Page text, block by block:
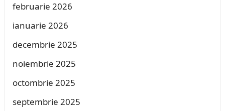
februarie 2026
ianuarie 2026
decembrie 2025
noiembrie 2025
octombrie 2025
septembrie 2025